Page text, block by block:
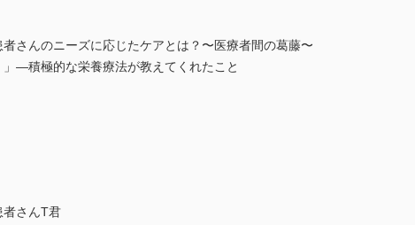
さんのニーズに応じたケアとは？〜医療者間の葛藤〜
」—積極的な栄養療法が教えてくれたこと
者さんT君